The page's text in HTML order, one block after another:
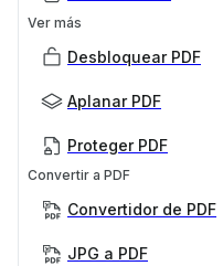
Ver más
Desbloquear PDF
Aplanar PDF
Proteger PDF
Convertir a PDF
Convertidor de PDF
JPG a PDF